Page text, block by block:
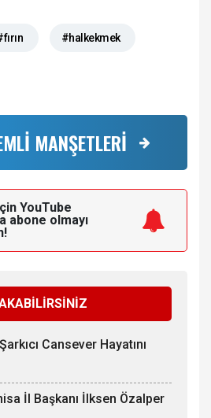
#halkekmek
MANŞETLERİ
YouTube
abone olmayı
Cansever Hayatını
İl Başkanı İlksen Özalper